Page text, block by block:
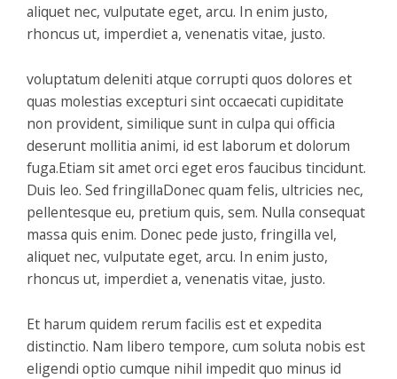
aliquet nec, vulputate eget, arcu. In enim justo,
rhoncus ut, imperdiet a, venenatis vitae, justo.
voluptatum deleniti atque corrupti quos dolores et
quas molestias excepturi sint occaecati cupiditate
non provident, similique sunt in culpa qui officia
deserunt mollitia animi, id est laborum et dolorum
fuga.Etiam sit amet orci eget eros faucibus tincidunt.
Duis leo. Sed fringillaDonec quam felis, ultricies nec,
pellentesque eu, pretium quis, sem. Nulla consequat
massa quis enim. Donec pede justo, fringilla vel,
aliquet nec, vulputate eget, arcu. In enim justo,
rhoncus ut, imperdiet a, venenatis vitae, justo.
Et harum quidem rerum facilis est et expedita
distinctio. Nam libero tempore, cum soluta nobis est
eligendi optio cumque nihil impedit quo minus id